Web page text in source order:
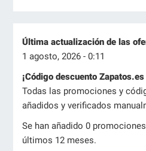
Última actualización de las
1 agosto, 2026 - 0:11
¡Código descuento
Todas las promociones y
añadidos y verificados
Se han añadido 0
últimos 12 meses.